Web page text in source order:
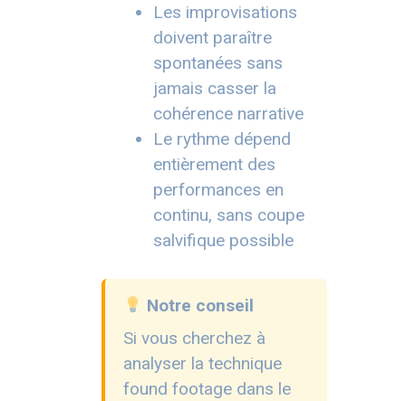
Les improvisations
doivent paraître
spontanées sans
jamais casser la
cohérence narrative
Le rythme dépend
entièrement des
performances en
continu, sans coupe
salvifique possible
Notre conseil
Si vous cherchez à
analyser la technique
found footage dans le